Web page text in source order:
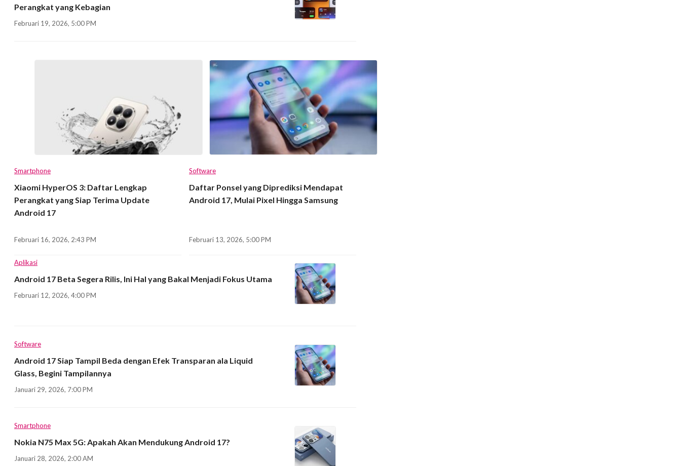
Perangkat yang Kebagian
Februari 19, 2026, 5:00 PM
Smartphone
Xiaomi HyperOS 3: Daftar Lengkap
Perangkat yang Siap Terima Update
Android 17
Februari 16, 2026, 2:43 PM
Software
Daftar Ponsel yang Diprediksi Mendapat
Android 17, Mulai Pixel Hingga Samsung
Februari 13, 2026, 5:00 PM
Aplikasi
Android 17 Beta Segera Rilis, Ini Hal yang Bakal Menjadi Fokus Utama
Februari 12, 2026, 4:00 PM
Software
Android 17 Siap Tampil Beda dengan Efek Transparan ala Liquid
Glass, Begini Tampilannya
Januari 29, 2026, 7:00 PM
Smartphone
Nokia N75 Max 5G: Apakah Akan Mendukung Android 17?
Januari 28, 2026, 2:00 AM